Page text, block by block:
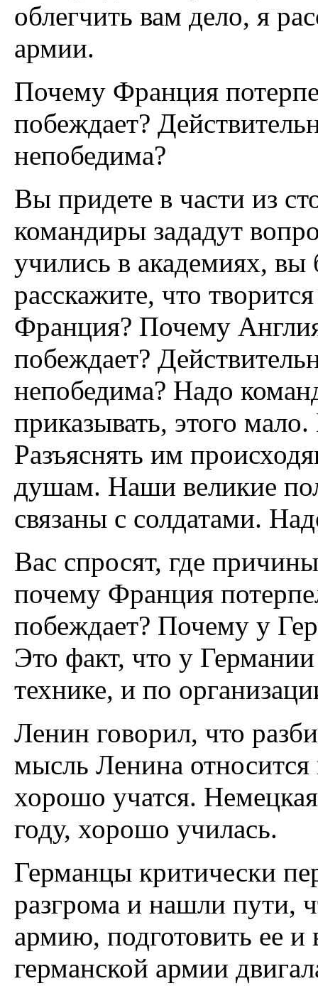
облегчить вам дело, я
армии.
Почему Франция
побеждает?
непобедима?
Вы придете в части из
командиры зададут
учились в академиях, вы
расскажите, что
Франция? Почему
побеждает?
непобедима? Надо
приказывать, этого
Разъяснять им
душам. Наши великие
связаны с солдатами.
Вас спросят, где
почему Франция
побеждает? Почему у
Это факт, что у
технике, и по
Ленин говорил, что
мысль Ленина
хорошо учатся.
году, хорошо училась.
Германцы критически
разгрома и нашли пути,
армию, подготовить ее
германской армии